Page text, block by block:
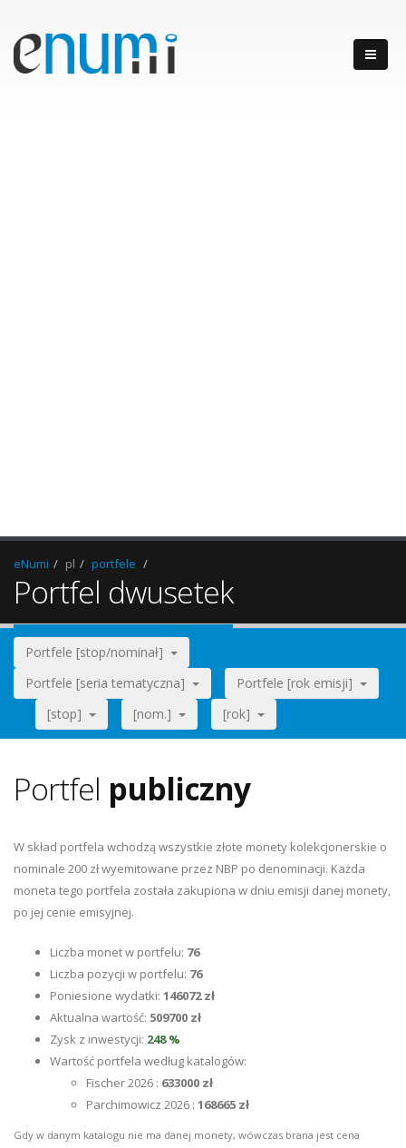
eNumi pl portfele
Portfel dwusetek
Portfele [stop/nominał]
Portfele [seria tematyczna]
Portfele [rok emisji]
[stop]
[nom.] [rok]
Portfel publiczny
W skład portfela wchodzą wszystkie złote monety kolekcjonerskie o
nominale 200 zł wyemitowane przez NBP po denominacji. Każda
moneta tego portfela została zakupiona w dniu emisji danej monety,
po jej cenie emisyjnej.
Liczba monet w portfelu: 76
Liczba pozycji w portfelu: 76
Poniesione wydatki: 146072 zł
Aktualna wartość: 509700 zł
Zysk z inwestycji: 248 %
Wartość portfela według katalogów:
Fischer 2026 : 633000 zł
Parchimowicz 2026 : 168665 zł
Gdy w danym katalogu nie ma danej monety, wówczas brana jest cena